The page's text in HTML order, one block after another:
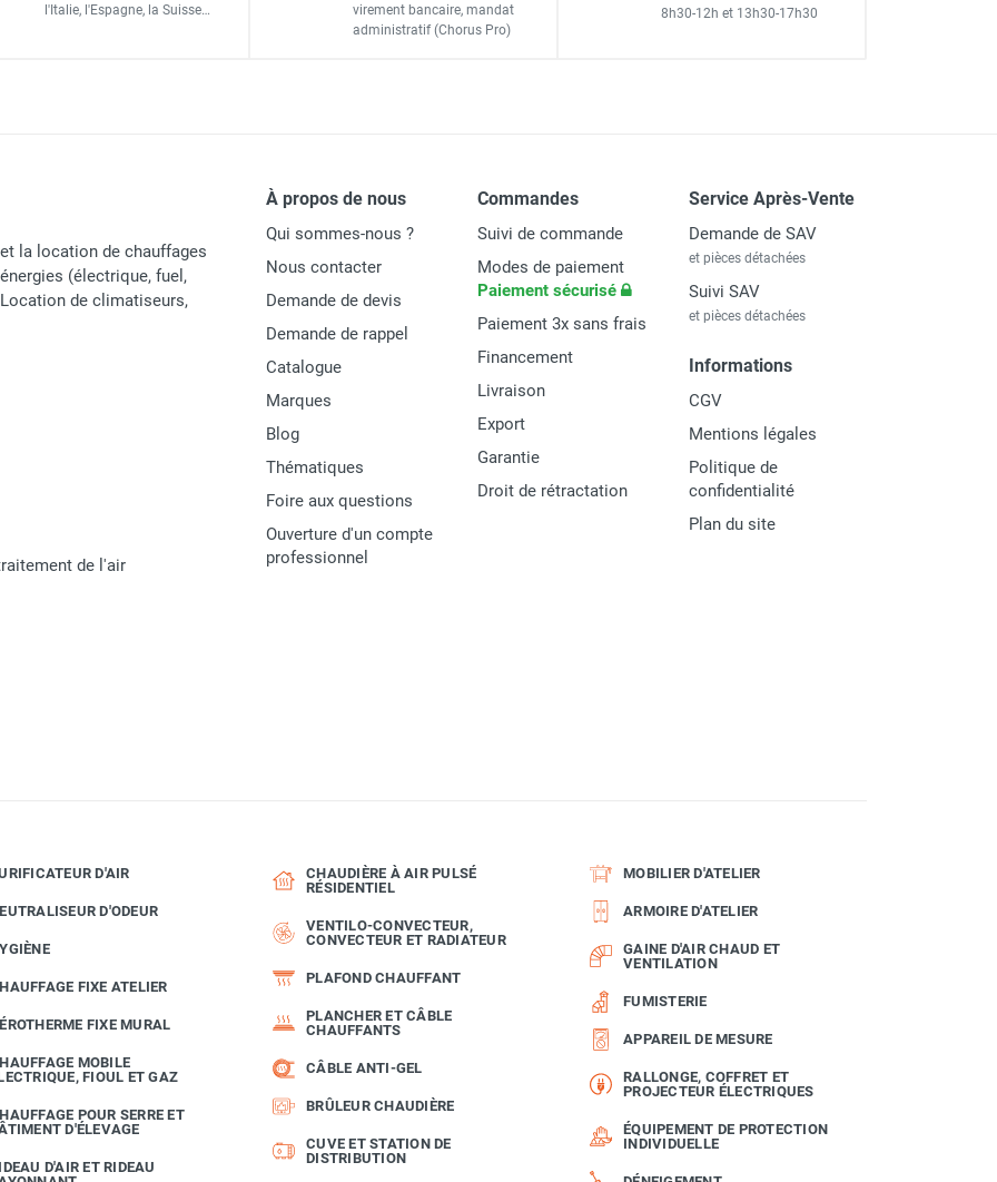
ACCESSOIRES
l'Italie, l'Espagne, la Suisse…
virement bancaire, mandat
administratif (Chorus Pro)
8h30-12h et 13h30-17h30
la location de chauffages
(électrique, fuel,
de climatiseurs,
de l'air
À propos de nous
Qui sommes-nous ?
Nous contacter
Demande de devis
Demande de rappel
Catalogue
Marques
Blog
Thématiques
Foire aux questions
Ouverture d'un compte
professionnel
Commandes
Suivi de commande
Modes de paiement
Paiement sécurisé
Paiement 3x sans frais
Financement
Livraison
Export
Garantie
Droit de rétractation
Service Après-Vente
Demande de SAV
et pièces détachées
Suivi SAV
et pièces détachées
Informations
CGV
Mentions légales
Politique de
confidentialité
Plan du site
D'AIR
D'ODEUR
FIXE ATELIER
FIXE MURAL
MOBILE
FIOUL ET GAZ
POUR SERRE ET
D'ÉLEVAGE
D'AIR ET RIDEAU
CHAUDIÈRE À AIR PULSÉ
RÉSIDENTIEL
VENTILO-CONVECTEUR,
CONVECTEUR ET RADIATEUR
PLAFOND CHAUFFANT
PLANCHER ET CÂBLE
CHAUFFANTS
CÂBLE ANTI-GEL
BRÛLEUR CHAUDIÈRE
CUVE ET STATION DE
DISTRIBUTION
MOBILIER D'ATELIER
ARMOIRE D'ATELIER
GAINE D'AIR CHAUD ET
VENTILATION
FUMISTERIE
APPAREIL DE MESURE
RALLONGE, COFFRET ET
PROJECTEUR ÉLECTRIQUES
ÉQUIPEMENT DE PROTECTION
INDIVIDUELLE